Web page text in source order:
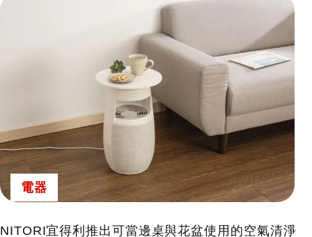
電器
NITORI宜得利推出可當邊桌與花盆使用的空氣清淨